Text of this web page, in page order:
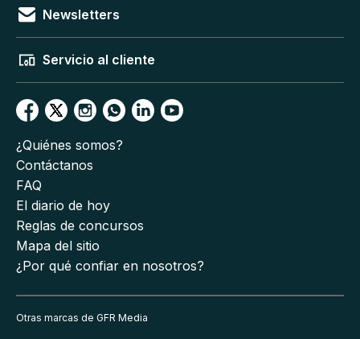
Newsletters
Servicio al cliente
¿Quiénes somos?
Contáctanos
FAQ
El diario de hoy
Reglas de concursos
Mapa del sitio
¿Por qué confiar en nosotros?
Otras marcas de GFR Media